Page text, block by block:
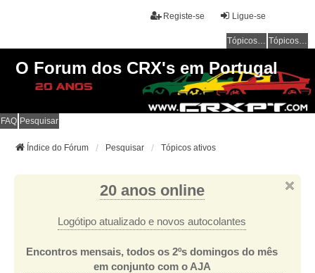
Ligue-se
Registe-se
Tópicos sem resposta Tópicos ativos
O Forum dos CRX's em Portugal
FAQ Pesquisar
Índice do Fórum Pesquisar Tópicos ativos
20 anos online
Logótipo atualizado e novos autocolantes
Encontros mensais, todos os 2ºs domingos do mês
em conjunto com o AJA